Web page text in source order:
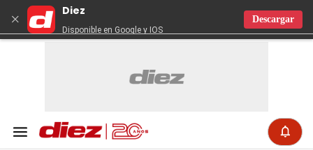
×
Diez
Disponible en Google y IOS
Descargar